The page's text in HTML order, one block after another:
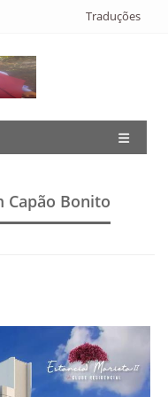
Traduções
Capão Bonito